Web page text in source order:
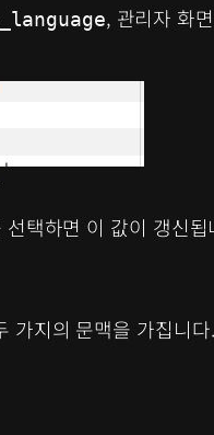
, 관리자 화
택하면 이 값이 갱신됩
가지의 문맥을 가집니다.